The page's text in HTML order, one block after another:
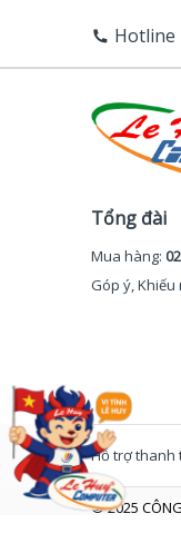
Hotline
Tổng đài
Mua hàng:
Góp ý, Khiếu
Hỗ trợ thanh
© 2025